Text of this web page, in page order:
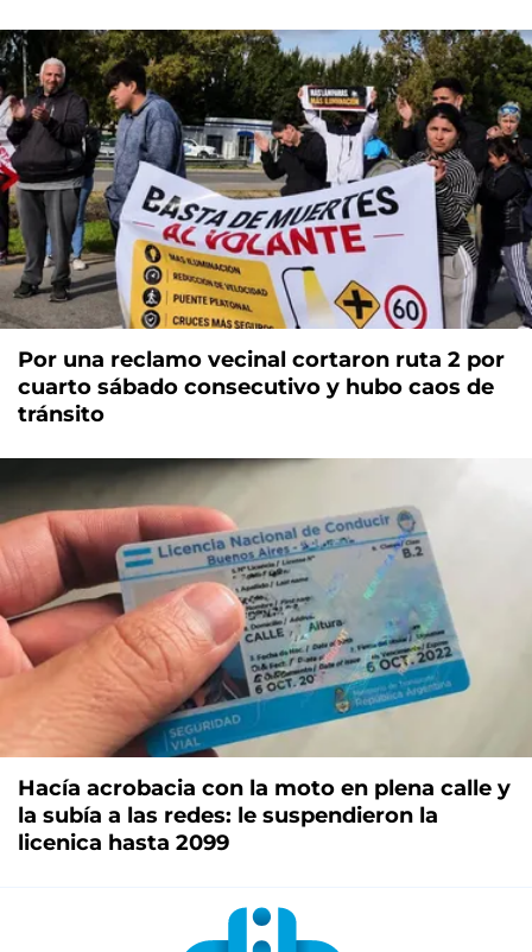
Por una reclamo vecinal cortaron ruta 2 por
cuarto sábado consecutivo y hubo caos de
tránsito
Hacía acrobacia con la moto en plena calle y
la subía a las redes: le suspendieron la
licenica hasta 2099